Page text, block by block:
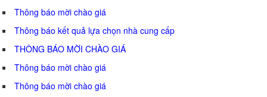
Thông báo mời chào giá
Thông báo kết quả lựa chọn nhà cung cấp
THÔNG BÁO MỜI CHÀO GIÁ
Thông báo mời chào giá
Thông báo mời chào giá